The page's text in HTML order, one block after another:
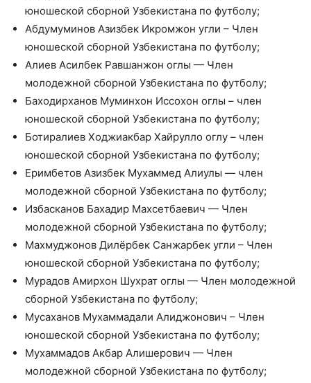
юношеской сборной Узбекистана по футболу;
Абдумуминов Азизбек Икромжон угли – Член
юношеской сборной Узбекистана по футболу;
Алиев Асилбек Равшанжон оглы — Член
молодежной сборной Узбекистана по футболу;
Баходирханов Муминхон Иссохон оглы – член
юношеской сборной Узбекистана по футболу;
Ботиралиев Ходжиакбар Хайрулло оглу – член
юношеской сборной Узбекистана по футболу;
Еримбетов Азизбек Мухаммед Алиулы — член
молодежной сборной Узбекистана по футболу;
Избасканов Бахадир Махсетбаевич — Член
молодежной сборной Узбекистана по футболу;
Махмуджонов Дилёрбек Санжарбек угли – Член
юношеской сборной Узбекистана по футболу;
Мурадов Амирхон Шухрат оглы — Член молодежной
сборной Узбекистана по футболу;
Мусаханов Мухаммадали Алиджонович – Член
юношеской сборной Узбекистана по футболу;
Мухаммадов Акбар Алишерович — Член
молодежной сборной Узбекистана по футболу;